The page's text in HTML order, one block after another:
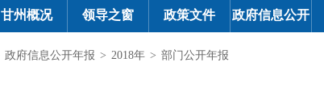
甘州概况 领导之窗 政策文件 政府信息公开
政府信息公开年报 > 2018年 > 部门公开年报